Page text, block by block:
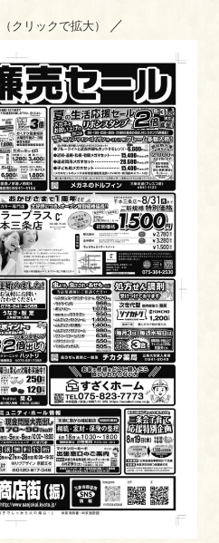
（クリックで拡大） ／